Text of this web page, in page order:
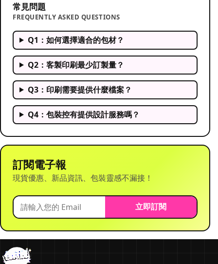
常見問題
FREQUENTLY ASKED QUESTIONS
Q1：如何選擇適合的包材？
Q2：客製印刷最少訂製量？
Q3：印刷需要提供什麼檔案？
Q4：包裝控有提供設計服務嗎？
訂閱電子報
現貨優惠、新品資訊、包裝靈感不漏接！
立即訂閱